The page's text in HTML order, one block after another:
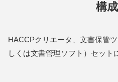
構
HACCPクリエータ、文書保管
しくは文書管理ソフト）セット